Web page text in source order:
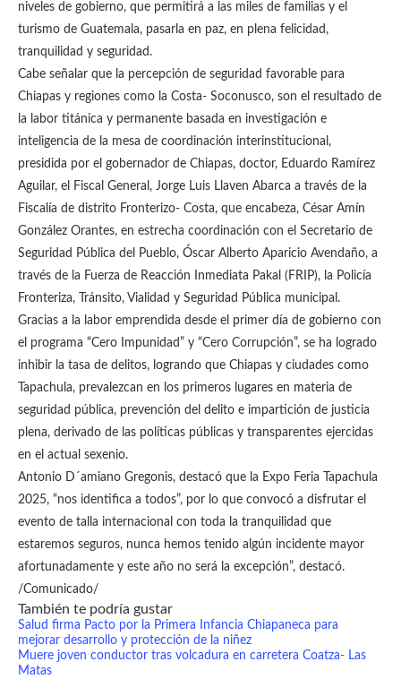
niveles de gobierno, que permitirá a las miles de familias y el
turismo de Guatemala, pasarla en paz, en plena felicidad,
tranquilidad y seguridad.
Cabe señalar que la percepción de seguridad favorable para
Chiapas y regiones como la Costa- Soconusco, son el resultado de
la labor titánica y permanente basada en investigación e
inteligencia de la mesa de coordinación interinstitucional,
presidida por el gobernador de Chiapas, doctor, Eduardo Ramírez
Aguilar, el Fiscal General, Jorge Luis Llaven Abarca a través de la
Fiscalía de distrito Fronterizo- Costa, que encabeza, César Amín
González Orantes, en estrecha coordinación con el Secretario de
Seguridad Pública del Pueblo, Óscar Alberto Aparicio Avendaño, a
través de la Fuerza de Reacción Inmediata Pakal (FRIP), la Policía
Fronteriza, Tránsito, Vialidad y Seguridad Pública municipal.
Gracias a la labor emprendida desde el primer día de gobierno con
el programa “Cero Impunidad” y “Cero Corrupción”, se ha logrado
inhibir la tasa de delitos, logrando que Chiapas y ciudades como
Tapachula, prevalezcan en los primeros lugares en materia de
seguridad pública, prevención del delito e impartición de justicia
plena, derivado de las políticas públicas y transparentes ejercidas
en el actual sexenio.
Antonio D´amiano Gregonis, destacó que la Expo Feria Tapachula
2025, “nos identifica a todos”, por lo que convocó a disfrutar el
evento de talla internacional con toda la tranquilidad que
estaremos seguros, nunca hemos tenido algún incidente mayor
afortunadamente y este año no será la excepción”, destacó.
/Comunicado/
También te podría gustar
Salud firma Pacto por la Primera Infancia Chiapaneca para
mejorar desarrollo y protección de la niñez
Muere joven conductor tras volcadura en carretera Coatza- Las
Matas